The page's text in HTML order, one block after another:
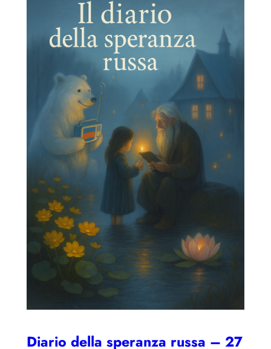
Diario della speranza russa – 27